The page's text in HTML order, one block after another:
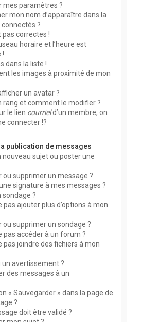
paramètres ?
mon nom d’apparaître dans la
?
pas correctes !
horaire et l’heure est
!
dans la liste !
les images à proximité de mon
un avatar ?
rang et comment le modifier ?
le lien courrield’un membre, on
connecter !?
publication de messages
sujet ou poster une
supprimer un message ?
signature à mes messages ?
?
pas ajouter plus d’options à mon
supprimer un sondage ?
pas accéder à un forum ?
pas joindre des fichiers à mon
avertissement ?
des messages à un
« Sauvegarder » dans la page de
?
doit être validé ?